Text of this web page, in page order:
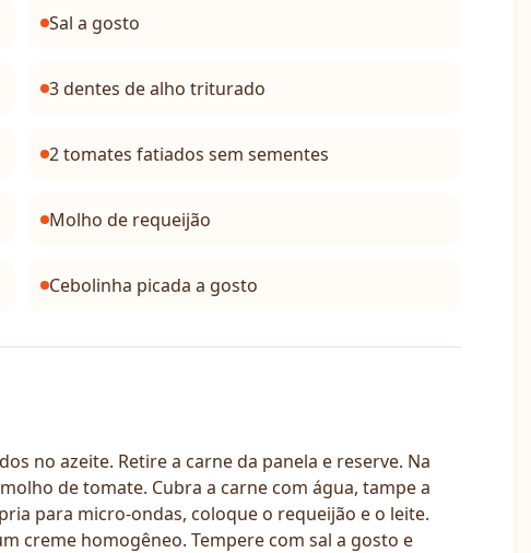
Sal a gosto
3 dentes de alho triturado
2 tomates fatiados sem sementes
Molho de requeijão
Cebolinha picada a gosto
no azeite. Retire a carne da panela e reserve. Na
de tomate. Cubra a carne com água, tampe a
para micro-ondas, coloque o requeijão e o leite.
creme homogêneo. Tempere com sal a gosto e